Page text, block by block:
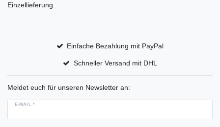
Einzellieferung.
Einfache Bezahlung mit PayPal
Schneller Versand mit DHL
Meldet euch für unseren Newsletter an:
E-MAIL *